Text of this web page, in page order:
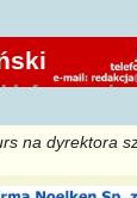
Informacyjny
na dyrektora